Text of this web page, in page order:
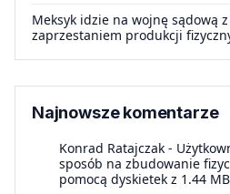
Meksyk idzie na wojnę sądową
zaprzestaniem produkcji
Najnowsze komentarze
Konrad Ratajczak -
sposób na zbudowanie
pomocą dyskietek z 1.44